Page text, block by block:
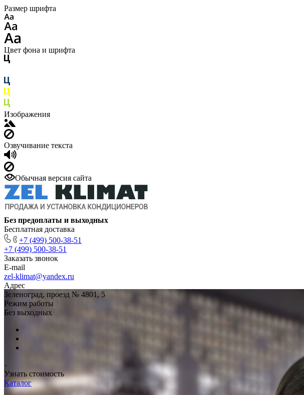
Размер шрифта
Цвет фона и шрифта
Изображения
Озвучивание текста
Обычная версия сайта
Без предоплаты и выходных
Бесплатная доставка
+7 (499) 500-38-51
+7 (499) 500-38-51
Заказать звонок
E-mail
zel-klimat@yandex.ru
Адрес
Зеленоград, проезд № 4801, 5
Режим работы
Без выходных
Узнать стоимость
Каталог